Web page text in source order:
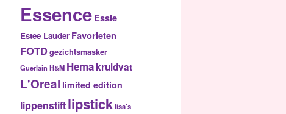
EssenceEssie
Estee Lauder Favorieten
FOTDgezichtsmasker
Guerlain H&M Hemakruidvat
L'Oreal limited edition
lippenstiftlipsticklisa's